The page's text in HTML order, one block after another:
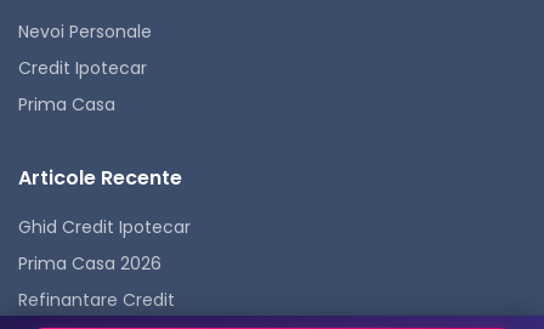
Nevoi Personale
Credit Ipotecar
Prima Casa
Articole Recente
Ghid Credit Ipotecar
Prima Casa 2026
Refinantare Credit